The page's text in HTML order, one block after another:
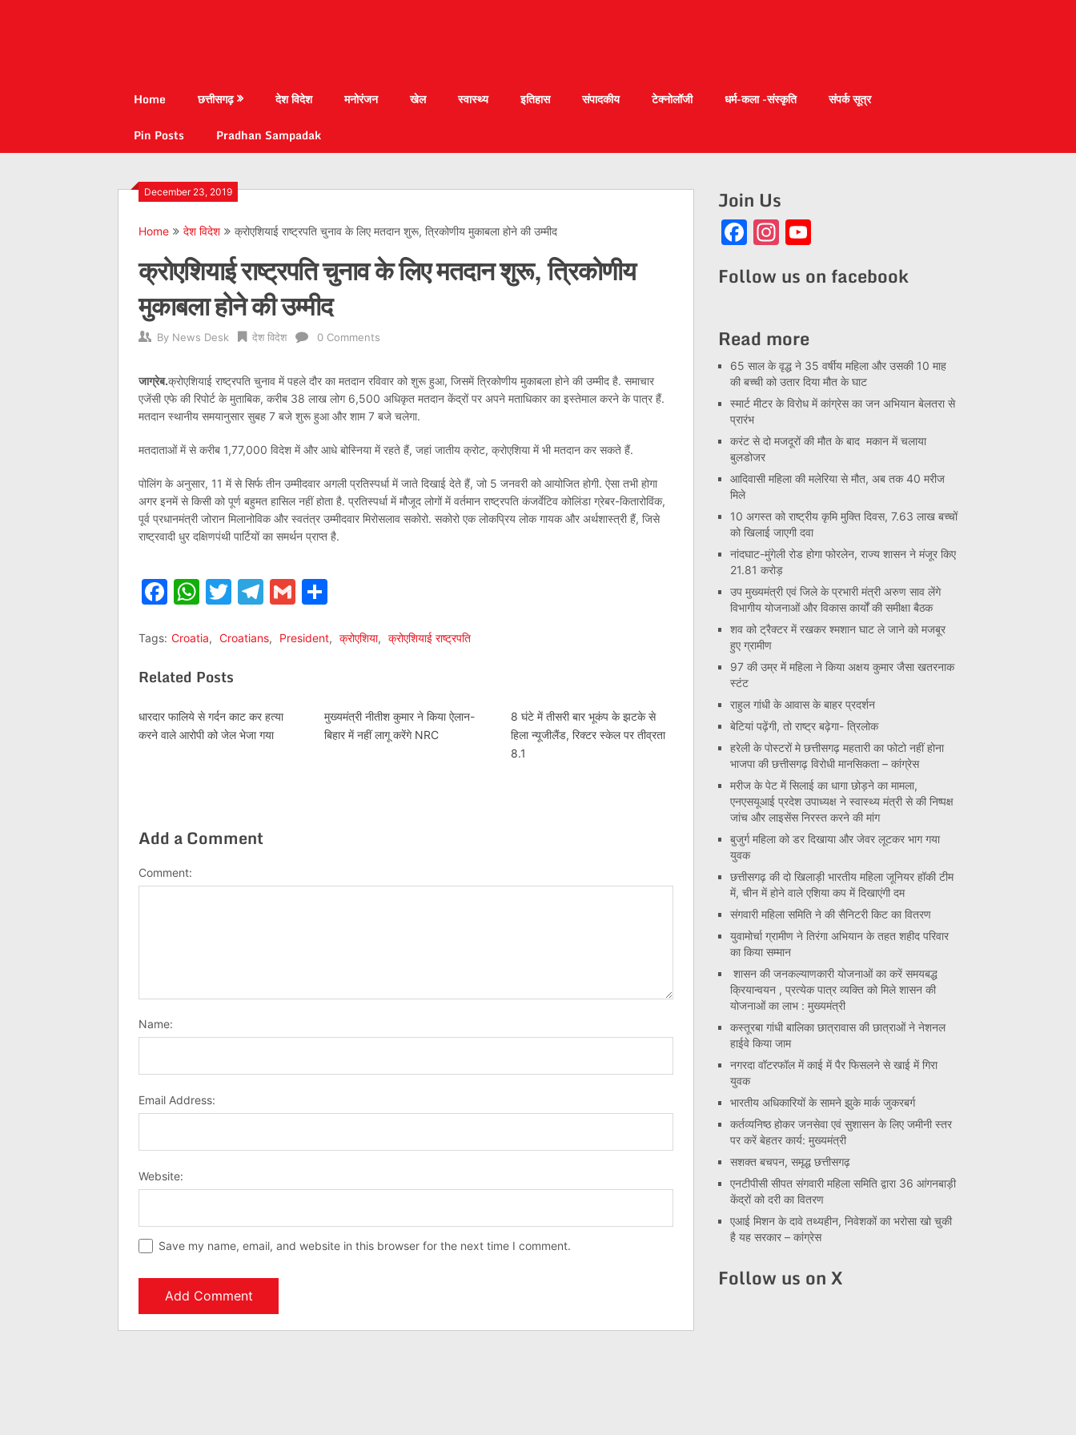
Home छत्तीसगढ़ देश विदेश मनोरंजन खेल स्वास्थ्य इतिहास संपादकीय टेक्नोलॉजी धर्म-कला -संस्कृति
संपर्क सूत्र
Pin Posts
Pradhan Sampadak
December 23, 2019
Home देश विदेश क्रोएशियाई राष्ट्रपति चुनाव के लिए मतदान शुरू, त्रिकोणीय मुकाबला होने की उम्मीद
क्रोएशियाई राष्ट्रपति चुनाव के लिए मतदान शुरू, त्रिकोणीय
मुकाबला होने की उम्मीद
By News Desk देश विदेश 0 Comments
जाग्रेब.क्रोएशियाई राष्ट्रपति चुनाव में पहले दौर का मतदान रविवार को शुरू हुआ, जिसमें त्रिकोणीय मुकाबला होने की उम्मीद है. समाचार
एजेंसी एफे की रिपोर्ट के मुताबिक, करीब 38 लाख लोग 6,500 अधिकृत मतदान केंद्रों पर अपने मताधिकार का इस्तेमाल करने के पात्र हैं.
मतदान स्थानीय समयानुसार सुबह 7 बजे शुरू हुआ और शाम 7 बजे चलेगा.
मतदाताओं में से करीब 1,77,000 विदेश में और आधे बोस्निया में रहते हैं, जहां जातीय क्रोट, क्रोएशिया में भी मतदान कर सकते हैं.
पोलिंग के अनुसार, 11 में से सिर्फ तीन उम्मीदवार अगली प्रतिस्पर्धा में जाते दिखाई देते हैं, जो 5 जनवरी को आयोजित होगी. ऐसा तभी होगा
अगर इनमें से किसी को पूर्ण बहुमत हासिल नहीं होता है. प्रतिस्पर्धा में मौजूद लोगों में वर्तमान राष्ट्रपति कंजर्वेटिव कोलिंडा ग्रेबर-कितारोविंक,
पूर्व प्रधानमंत्री जोरान मिलानोविक और स्वतंत्र उम्मीदवार मिरोसलाव सकोरो. सकोरो एक लोकप्रिय लोक गायक और अर्थशास्त्री हैं, जिसे
राष्ट्रवादी धुर दक्षिणपंथी पार्टियों का समर्थन प्राप्त है.
Facebook
WhatsApp
Twitter
Telegram
Gmail
Tags: Croatia, Croatians, President, क्रोएशिया, क्रोएशियाई राष्ट्रपति
Related Posts
धारदार फालिये से गर्दन काट कर हत्या
करने वाले आरोपी को जेल भेजा गया
मुख्यमंत्री नीतीश कुमार ने किया ऐलान-
बिहार में नहीं लागू करेंगे NRC
8 घंटे में तीसरी बार भूकंप के झटके से
हिला न्यूजीलैंड, रिक्टर स्केल पर तीव्रता
8.1
Add a Comment
Comment:
Name:
Email Address:
Website:
Save my name, email, and website in this browser for the next time I comment.
Join Us
Facebook
Instagram
Follow us on facebook
Read more
65 साल के वृद्ध ने 35 वर्षीय महिला और उसकी 10 माह
की बच्ची को उतार दिया मौत के घाट
स्मार्ट मीटर के विरोध में कांग्रेस का जन अभियान बेलतरा से
प्रारंभ
करंट से दो मजदूरों की मौत के बाद मकान में चलाया
बुलडोजर
आदिवासी महिला की मलेरिया से मौत, अब तक 40 मरीज
मिले
10 अगस्त को राष्ट्रीय कृमि मुक्ति दिवस, 7.63 लाख बच्चों
को खिलाई जाएगी दवा
नांदघाट-मुंगेली रोड होगा फोरलेन, राज्य शासन ने मंजूर किए
21.81 करोड़
उप मुख्यमंत्री एवं जिले के प्रभारी मंत्री अरुण साव लेंगे
विभागीय योजनाओं और विकास कार्यों की समीक्षा बैठक
शव को ट्रैक्टर में रखकर श्मशान घाट ले जाने को मजबूर
हुए ग्रामीण
97 की उम्र में महिला ने किया अक्षय कुमार जैसा खतरनाक
स्टंट
राहुल गांधी के आवास के बाहर प्रदर्शन
बेटियां पढ़ेंगी, तो राष्ट्र बढ़ेगा- त्रिलोक
हरेली के पोस्टरों मे छत्तीसगढ़ महतारी का फोटो नहीं होना
भाजपा की छत्तीसगढ़ विरोधी मानसिकता – कांग्रेस
मरीज के पेट में सिलाई का धागा छोड़ने का मामला,
एनएसयूआई प्रदेश उपाध्यक्ष ने स्वास्थ्य मंत्री से की निष्पक्ष
जांच और लाइसेंस निरस्त करने की मांग
बुजुर्ग महिला को डर दिखाया और जेवर लूटकर भाग गया
युवक
छत्तीसगढ़ की दो खिलाड़ी भारतीय महिला जूनियर हॉकी टीम
में, चीन में होने वाले एशिया कप में दिखाएंगी दम
संगवारी महिला समिति ने की सैनिटरी किट का वितरण
युवामोर्चा ग्रामीण ने तिरंगा अभियान के तहत शहीद परिवार
का किया सम्मान
शासन की जनकल्याणकारी योजनाओं का करें समयबद्ध
क्रियान्वयन , प्रत्येक पात्र व्यक्ति को मिले शासन की
योजनाओं का लाभ : मुख्यमंत्री
कस्तूरबा गांधी बालिका छात्रावास की छात्राओं ने नेशनल
हाईवे किया जाम
नगरदा वॉटरफॉल में काई में पैर फिसलने से खाई में गिरा
युवक
भारतीय अधिकारियों के सामने झुके मार्क जुकरबर्ग
कर्तव्यनिष्ठ होकर जनसेवा एवं सुशासन के लिए जमीनी स्तर
पर करें बेहतर कार्य: मुख्यमंत्री
सशक्त बचपन, समृद्ध छत्तीसगढ़
एनटीपीसी सीपत संगवारी महिला समिति द्वारा 36 आंगनबाड़ी
केंद्रों को दरी का वितरण
एआई मिशन के दावे तथ्यहीन, निवेशकों का भरोसा खो चुकी
है यह सरकार – कांग्रेस
Follow us on X